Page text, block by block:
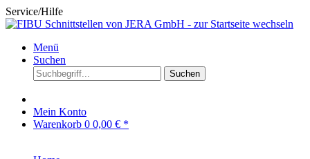
Service/Hilfe
Menü
Suchen
Suchen
Mein Konto
Warenkorb 0 0,00 € *